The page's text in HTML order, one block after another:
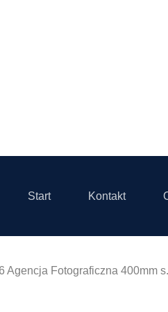
Start Kontakt
Agencja Fotograficzna 400mm